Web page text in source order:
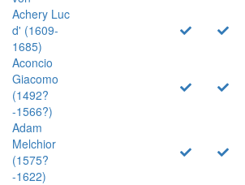
Achery Luc
d' (1609-
1685)
Aconcio
Giacomo
(1492?
-1566?)
Adam
Melchior
(1575?
-1622)